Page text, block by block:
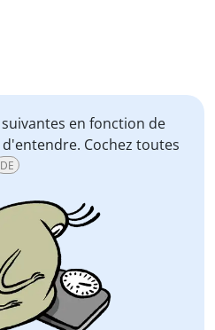
en fonction de
Cochez toutes
DE